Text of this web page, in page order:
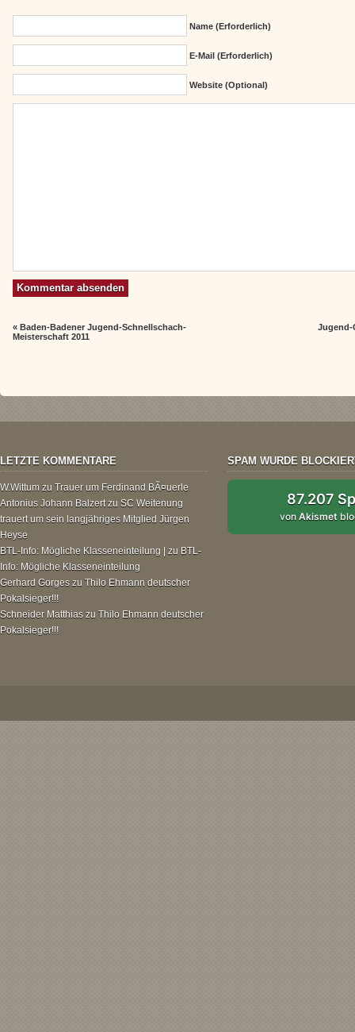
Name (erforderlich)
E-Mail (erforderlich)
Website (Optional)
«Baden-Badener Jugend-Schnellschach-
Meisterschaft 2011
Jugend-
LETZTE KOMMENTARE
W.Wittum zu Trauer um Ferdinand BÃ¤uerle
Antonius Johann Balzertzu SC Weitenung
trauert um sein langjähriges Mitglied Jürgen
Heyse
BTL-Info: Mögliche Klasseneinteilung | zu BTL-
Info: Mögliche Klasseneinteilung
Gerhard Gorges zu Thilo Ehmann deutscher
Pokalsieger!!!
Schneider Matthias zu Thilo Ehmann deutscher
Pokalsieger!!!
SPAM WURDE
87.207
vonAkismet